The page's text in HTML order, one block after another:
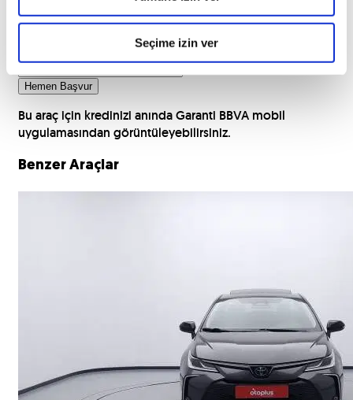
Seçime izin ver
Hemen Başvur
Bu araç için kredinizi anında Garanti BBVA mobil
uygulamasından görüntüleyebilirsiniz.
Benzer Araçlar